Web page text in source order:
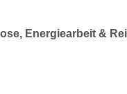
Energiearbeit &